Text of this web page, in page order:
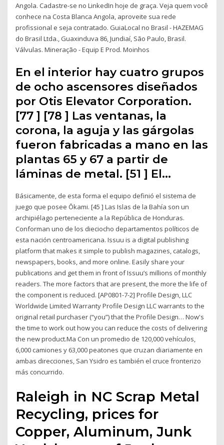
Angola. Cadastre-se no LinkedIn hoje de graça. Veja quem você
conhece na Costa Blanca Angola, aproveite sua rede
profissional e seja contratado. GuiaLocal no Brasil - HAZEMAG
do Brasil Ltda., Guaxinduva 86, Jundiaí, São Paulo, Brasil.
Válvulas. Mineração - Equip E Prod. Moinhos
En el interior hay cuatro grupos
de ocho ascensores diseñados
por Otis Elevator Corporation.
[77 ] [78 ] Las ventanas, la
corona, la aguja y las gárgolas
fueron fabricadas a mano en las
plantas 65 y 67 a partir de
láminas de metal. [51 ] El…
Básicamente, de esta forma el equipo definió el sistema de
juego que posee Ōkami. [45 ] Las Islas de la Bahía son un
archipiélago perteneciente a la República de Honduras.
Conforman uno de los dieciocho departamentos políticos de
esta nación centroamericana. Issuu is a digital publishing
platform that makes it simple to publish magazines, catalogs,
newspapers, books, and more online. Easily share your
publications and get them in front of Issuu’s millions of monthly
readers. The more factors that are present, the more the life of
the component is reduced. [AP0801-7-2] Profile Design, LLC
Worldwide Limited Warranty Profile Design LLC warrants to the
original retail purchaser (“you”) that the Profile Design… Now's
the time to work out how you can reduce the costs of delivering
the new product.Ma Con un promedio de 120,000 vehículos,
6,000 camiones y 63,000 peatones que cruzan diariamente en
ambas direcciones, San Ysidro es también el cruce fronterizo
más concurrido.
Raleigh in NC Scrap Metal
Recycling, prices for
Copper, Aluminum, Junk